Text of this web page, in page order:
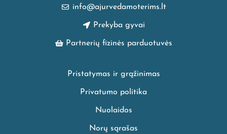
info@ajurvedamoterims.lt
Prekyba gyvai
Partnerių fizinės parduotuvės
Pristatymas ir grąžinimas
Privatumo politika
Nuolaidos
Norų sąrašas